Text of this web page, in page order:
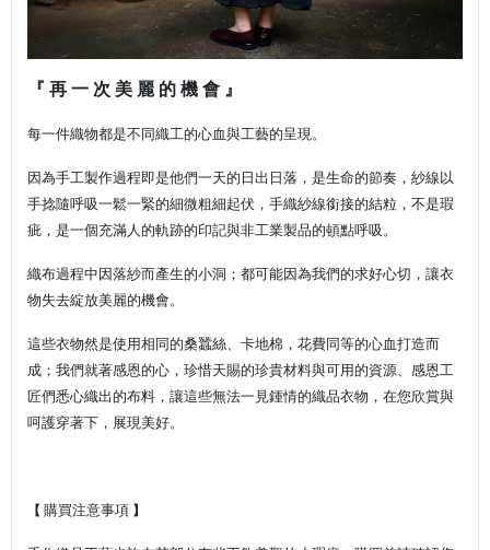
『 再 一 次 美 麗 的 機 會 』
每一件織物都是不同織工的心血與工藝的呈現。
因為手工製作過程即是他們一天的日出日落，是生命的節奏，紗線以
手捻隨呼吸一鬆一緊的細微粗細起伏，手織紗線銜接的結粒，不是瑕
疵，是一個充滿人的軌跡的印記與非工業製品的頓點呼吸。
織布過程中因落紗而產生的小洞；都可能因為我們的求好心切，讓衣
物失去綻放美麗的機會。
這些衣物然是使用相同的桑蠶絲、卡地棉，花費同等的心血打造而
成；我們就著感恩的心，珍惜天賜的珍貴材料與可用的資源、感恩工
匠們悉心織出的布料，讓這些無法一見鍾情的織品衣物，在您欣賞與
呵護穿著下，展現美好。
【 購買注意事項 】